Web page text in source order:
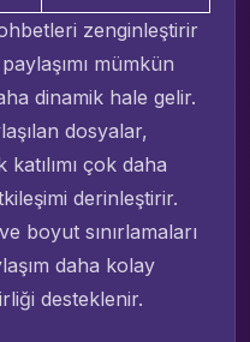
zenginleştirir
mümkün
dinamik hale gelir.
dosyalar,
çok daha
derinleştirir.
boyut sınırlamaları
daha kolay
desteklenir.